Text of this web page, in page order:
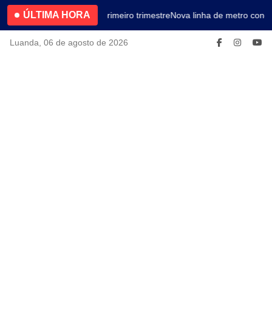
ÚLTIMA HORA4.2% no primeiro trimestreNova linha de metro
Luanda, 06 de agosto de 2026